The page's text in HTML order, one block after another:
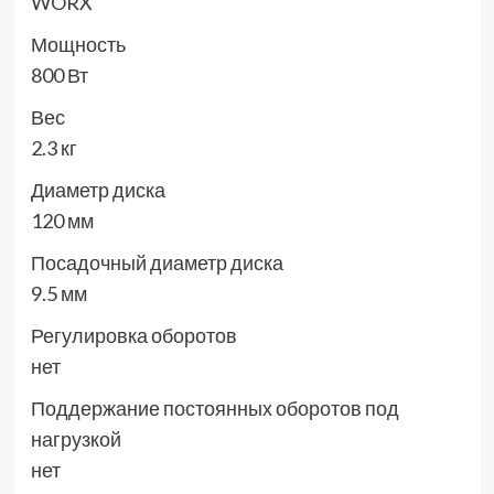
Мощность
800 Вт
Вес
2.3 кг
Диаметр диска
120 мм
Посадочный диаметр диска
9.5 мм
Регулировка оборотов
нет
Поддержание постоянных оборотов под
нагрузкой
нет